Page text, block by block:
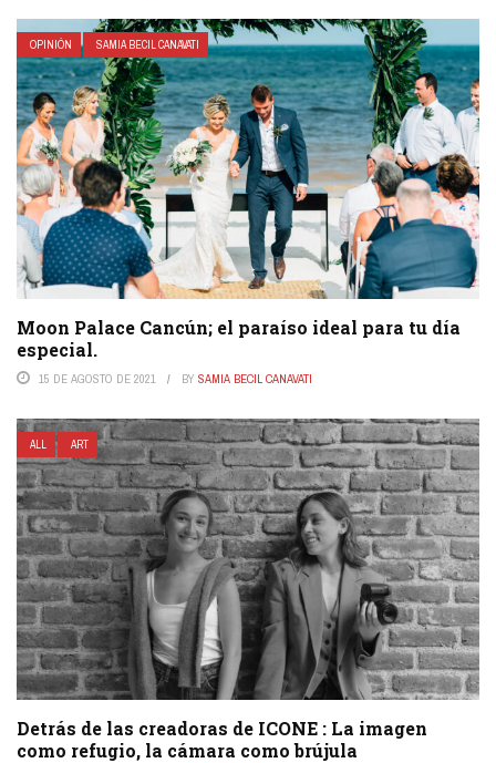
OPINIÓN SAMIA BECIL CANAVATI
Moon Palace Cancún; el paraíso ideal para tu día
especial.
15 DE AGOSTO DE 2021 BY SAMIA BECIL CANAVATI
ALL ART
Detrás de las creadoras de ICONE : La imagen
como refugio, la cámara como brújula